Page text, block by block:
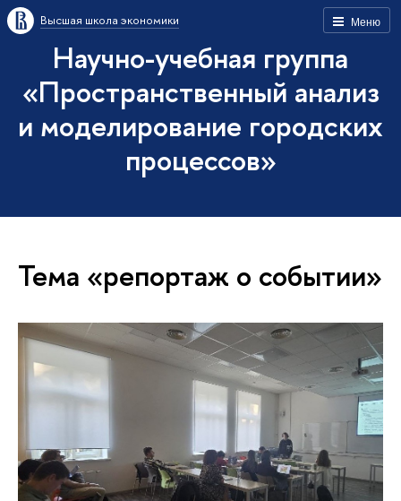
Меню
Высшая школа экономики
Научно-учебная группа
«Пространственный анализ
и моделирование городских
процессов»
Тема «репортаж о событии»